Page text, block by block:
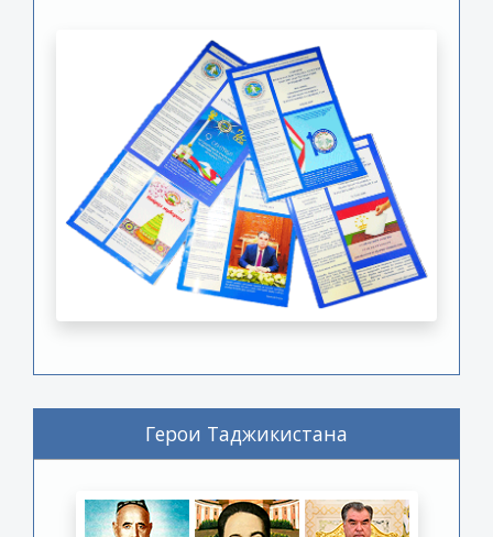
Герои Таджикистана